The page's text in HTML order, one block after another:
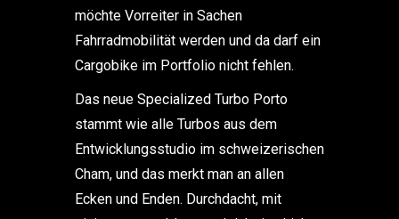
möchte Vorreiter in Sachen
Fahrradmobilität werden und da darf ein
Cargobike im Portfolio nicht fehlen.
Das neue Specialized Turbo Porto
stammt wie alle Turbos aus dem
Entwicklungsstudio im schweizerischen
Cham, und das merkt man an allen
Ecken und Enden. Durchdacht, mit